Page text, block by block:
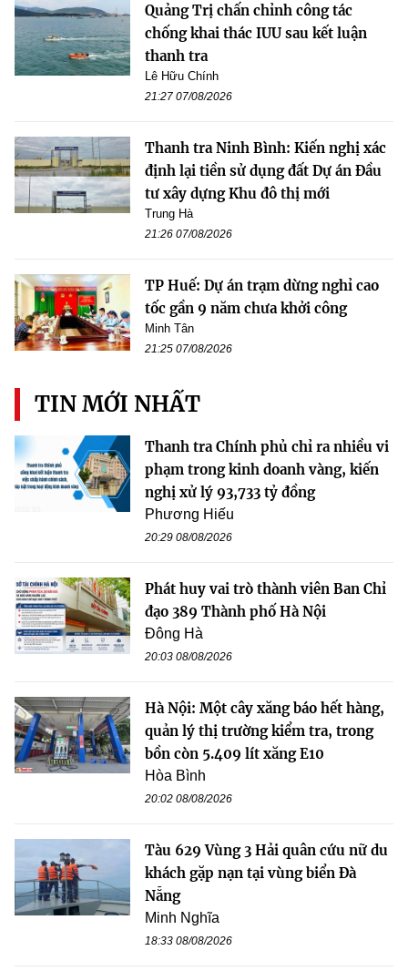
Quảng Trị chấn chỉnh công tác
chống khai thác IUU sau kết luận
thanh tra
Lê Hữu Chính
21:27 07/08/2026
Thanh tra Ninh Bình: Kiến nghị xác
định lại tiền sử dụng đất Dự án Đầu
tư xây dựng Khu đô thị mới
Trung Hà
21:26 07/08/2026
TP Huế: Dự án trạm dừng nghỉ cao
tốc gần 9 năm chưa khởi công
Minh Tân
21:25 07/08/2026
TIN MỚI NHẤT
Thanh tra Chính phủ chỉ ra nhiều vi
phạm trong kinh doanh vàng, kiến
nghị xử lý 93,733 tỷ đồng
Phương Hiếu
20:29 08/08/2026
Phát huy vai trò thành viên Ban Chỉ
đạo 389 Thành phố Hà Nội
Đông Hà
20:03 08/08/2026
Hà Nội: Một cây xăng báo hết hàng,
quản lý thị trường kiểm tra, trong
bồn còn 5.409 lít xăng E10
Hòa Bình
20:02 08/08/2026
Tàu 629 Vùng 3 Hải quân cứu nữ du
khách gặp nạn tại vùng biển Đà
Nẵng
Minh Nghĩa
18:33 08/08/2026